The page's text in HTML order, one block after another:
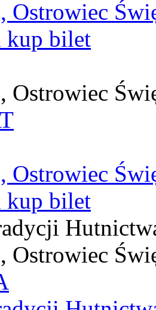
Ostrowiec
kup bilet
Ostrowiec
Ostrowiec
kup bilet
Ostrowiec